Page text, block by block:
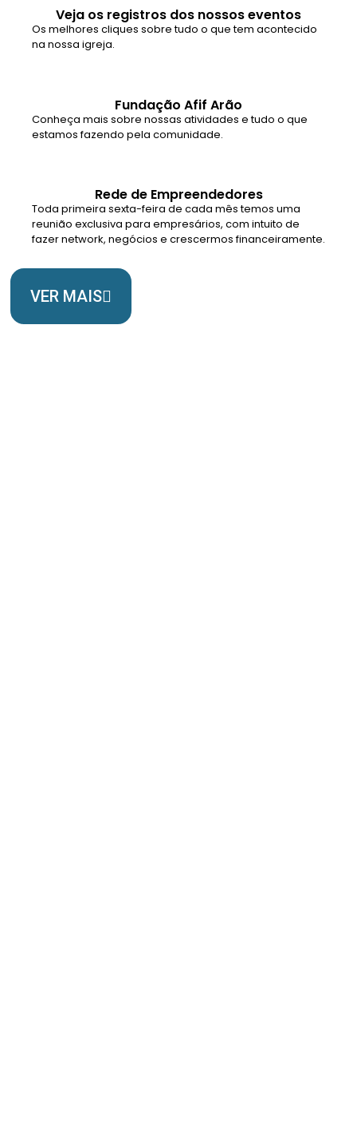
Veja os registros dos nossos eventos
Os melhores cliques sobre tudo o que tem acontecido
na nossa igreja.
Fundação Afif Arão
Conheça mais sobre nossas atividades e tudo o que
estamos fazendo pela comunidade.
Rede de Empreendedores
Toda primeira sexta-feira de cada mês temos uma
reunião exclusiva para empresários, com intuito de
fazer network, negócios e crescermos financeiramente.
VER MAIS